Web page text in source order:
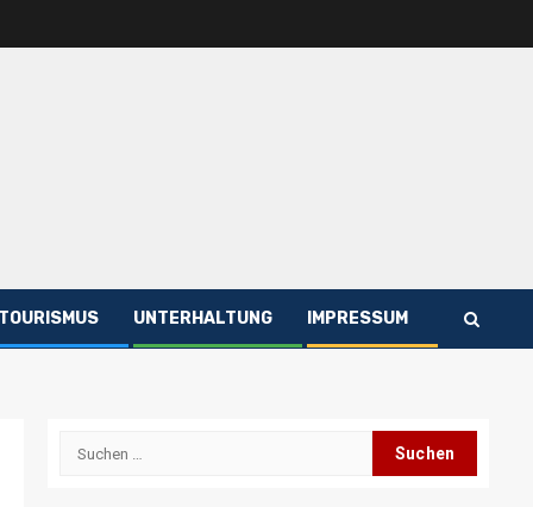
UNTERHALTUNG IMPRESSUM
Suchen